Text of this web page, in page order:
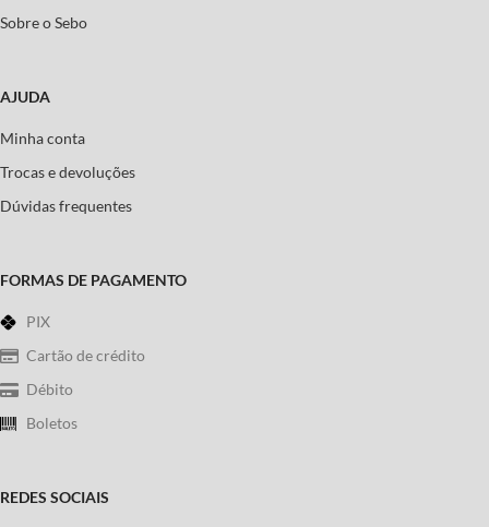
Sobre o Sebo
AJUDA
Minha conta
Trocas e devoluções
Dúvidas frequentes
FORMAS DE PAGAMENTO
PIX
Cartão de crédito
Débito
Boletos
REDES SOCIAIS